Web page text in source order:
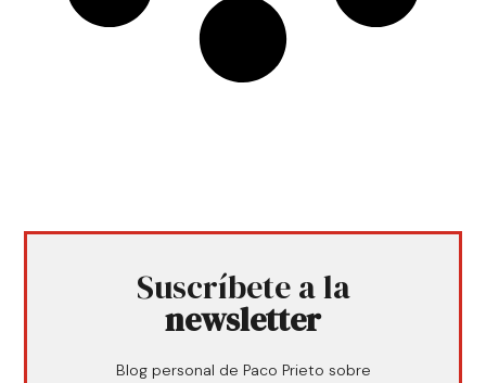
Suscríbete a la
newsletter
Blog personal de Paco Prieto sobre